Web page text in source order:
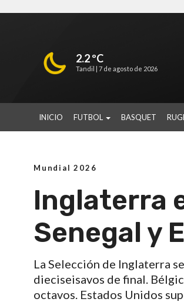
2.2 ºC
Tandil | 7 de agosto de 2026
INICIO FUTBOL BASQUET
Mundial 2026
Inglaterra
Senegal y
La Selección de Inglaterra
dieciseisavos de final.
octavos. Estados Unidos